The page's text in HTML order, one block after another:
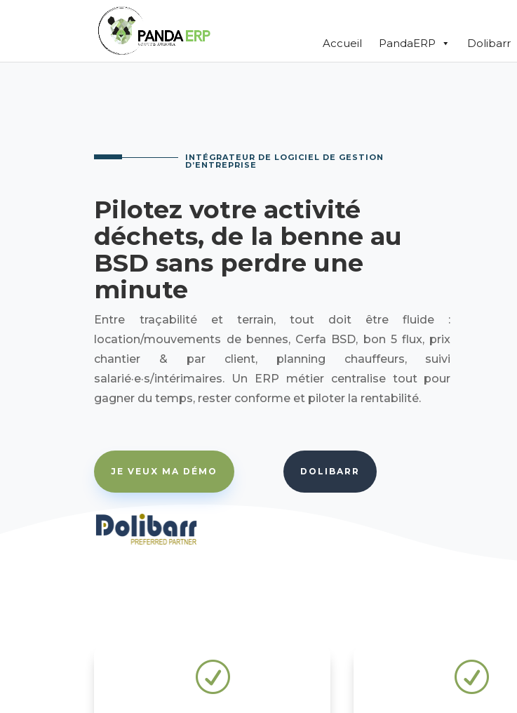
Accueil PandaERP Dolibarr
INTÉGRATEUR DE LOGICIEL DE GESTION
D’ENTREPRISE
Pilotez votre activité
déchets, de la benne au
BSD sans perdre une
minute
Entre traçabilité et terrain, tout doit être fluide :
location/mouvements de bennes, Cerfa BSD, bon 5 flux, prix
chantier & par client, planning chauffeurs, suivi
salarié·e·s/intérimaires. Un ERP métier centralise tout pour
gagner du temps, rester conforme et piloter la rentabilité.
JE VEUX MA DÉMO DOLIBARR
R R